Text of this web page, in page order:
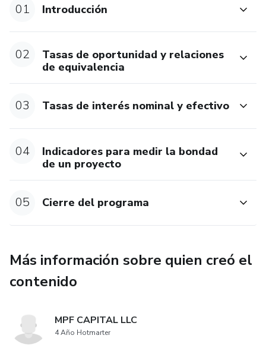
01 Introducción
02
Tasas de oportunidad y relaciones
de equivalencia
03 Tasas de interés nominal y efectivo
04
Indicadores para medir la bondad
de un proyecto
05 Cierre del programa
Más información sobre quien creó el
contenido
MPF CAPITAL LLC
4 Año Hotmarter